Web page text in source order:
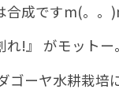
合成ですm(。。
れ!』 がモットー。
ゴーヤ水耕栽培